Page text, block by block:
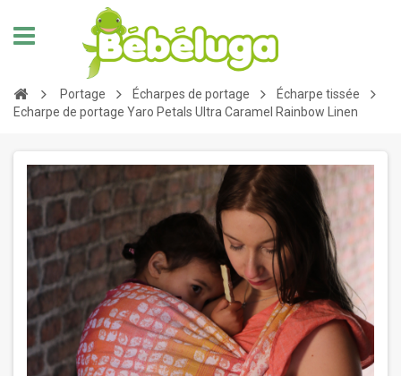
Portage Écharpes de portage
Écharpe tissée
Echarpe de portage Yaro Petals Ultra Caramel Rainbow Linen